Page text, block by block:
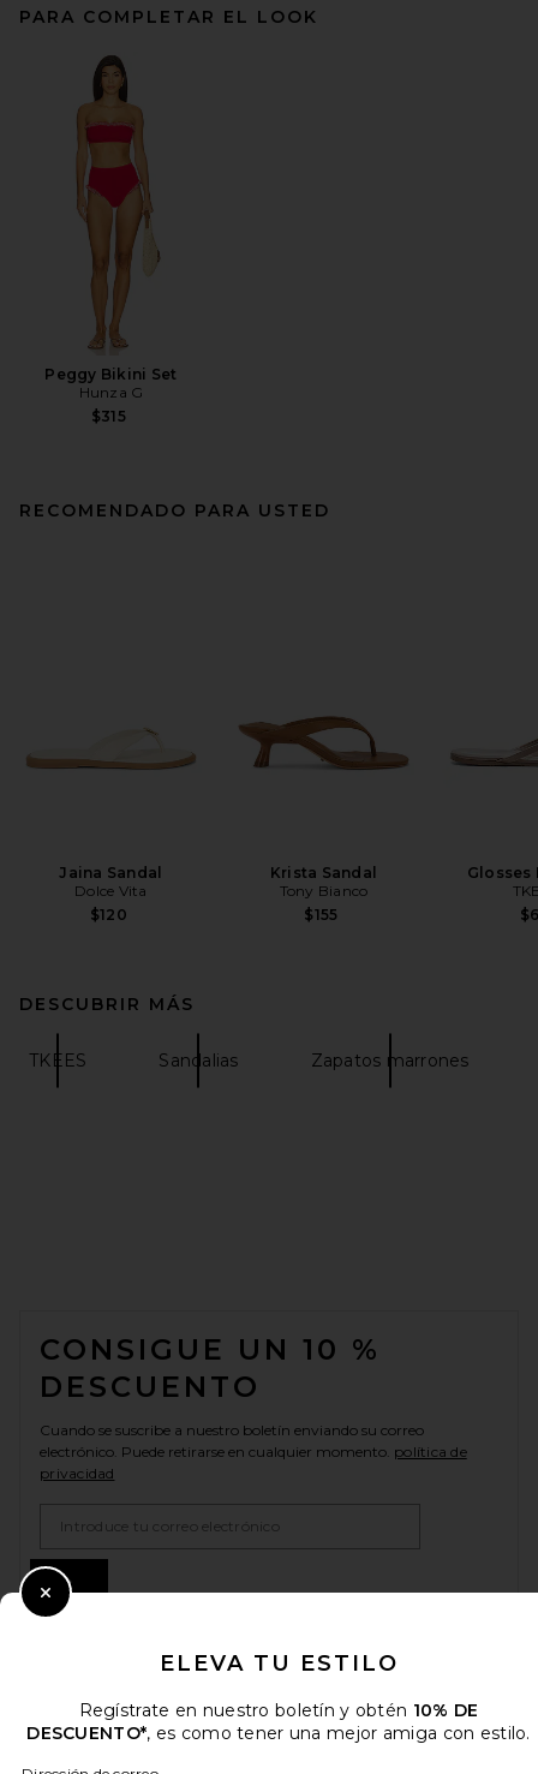
PARA COMPLETAR EL LOOK
Peggy Bikini Set
Hunza G
$315
RECOMENDADO PARA USTED
Jaina Sandal
Dolce Vita
$120
Krista Sandal
Tony Bianco
$155
Glosses
DESCUBRIR MÁS
TKEES Sandalias Zapatos marrones
CONSIGUE UN 10 %
DESCUENTO
Cuando se suscribe a nuestro boletín enviando su correo
electrónico. Puede retirarse en cualquier momento. política de
privacidad
ELEVA TU ESTILO
Regístrate en nuestro boletín y obtén 10% DE
DESCUENTO*, es como tener una mejor amiga con estilo.
Close Modal